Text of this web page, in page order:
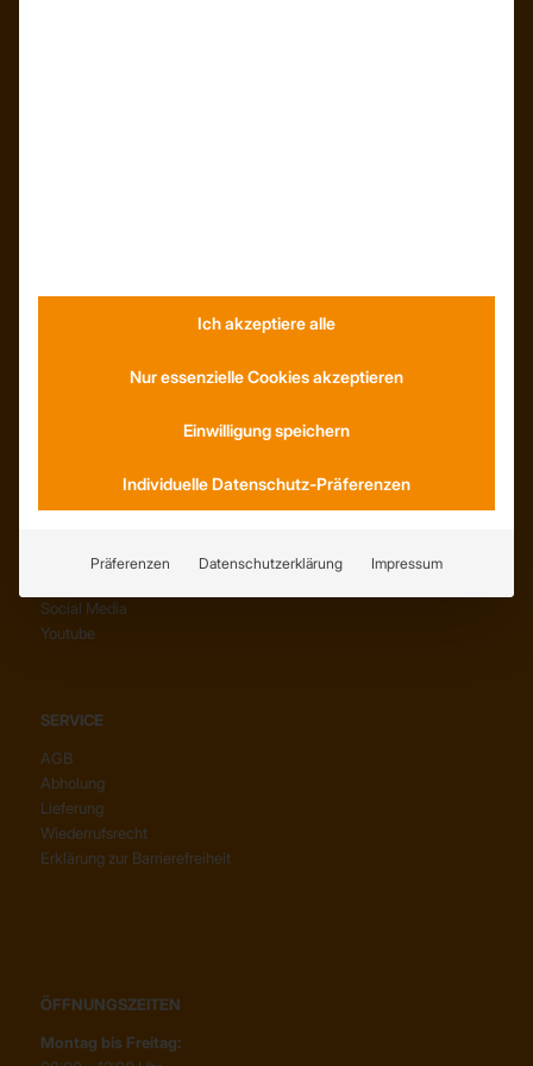
Neuigkeiten
Stellenangebote
Social Media
Youtube
SERVICE
AGB
Abholung
Lieferung
Wiederrufsrecht
Erklärung zur Barrierefreiheit
ÖFFNUNGSZEITEN
Montag bis Freitag:
Ich akzeptiere alle
Nur essenzielle Cookies akzeptieren
Einwilligung speichern
Individuelle Datenschutz-Präferenzen
Präferenzen Datenschutzerklärung Impressum